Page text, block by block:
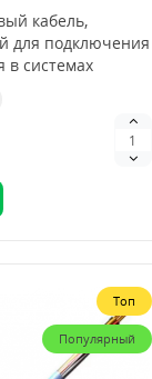
кабель,
для подключения
в системах
Топ
Популярный